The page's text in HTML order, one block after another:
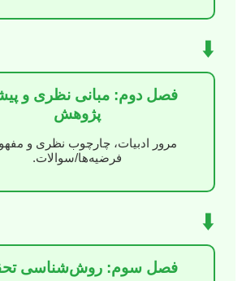
⬇️
فصل دوم: مبانی نظری و
پژوهش
مرور ادبیات، چارچوب نظری و
فرضیه‌ها/سوالات.
⬇️
فصل سوم: روش‌شناسی